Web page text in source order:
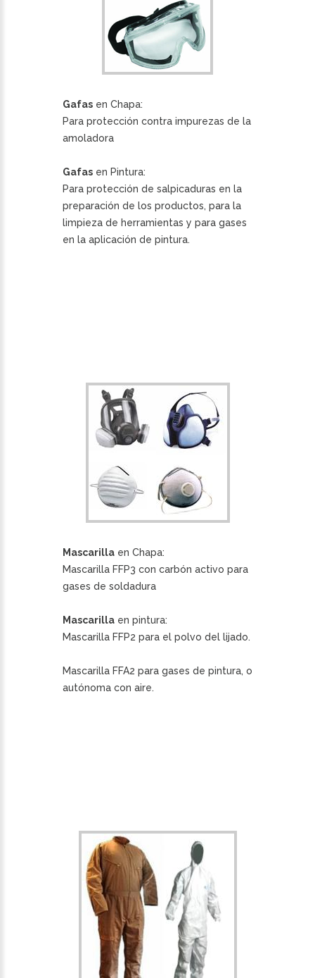
Gafas en Chapa:
Para protección contra impurezas de la
amoladora
Gafas en Pintura:
Para protección de salpicaduras en la
preparación de los productos, para la
limpieza de herramientas y para gases
en la aplicación de pintura.
Mascarilla en Chapa:
Mascarilla FFP3 con carbón activo para
gases de soldadura
Mascarilla en pintura:
Mascarilla FFP2 para el polvo del lijado.
Mascarilla FFA2 para gases de pintura, o
autónoma con aire.